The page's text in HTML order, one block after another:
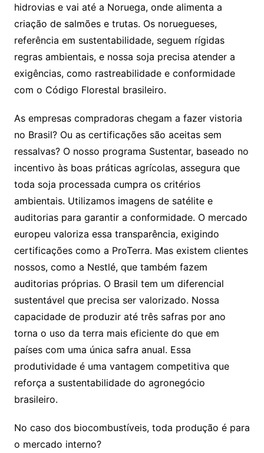
hidrovias e vai até a Noruega, onde alimenta a
criação de salmões e trutas. Os noruegueses,
referência em sustentabilidade, seguem rígidas
regras ambientais, e nossa soja precisa atender a
exigências, como rastreabilidade e conformidade
com o Código Florestal brasileiro.
As empresas compradoras chegam a fazer vistoria
no Brasil? Ou as certificações são aceitas sem
ressalvas? O nosso programa Sustentar, baseado no
incentivo às boas práticas agrícolas, assegura que
toda soja processada cumpra os critérios
ambientais. Utilizamos imagens de satélite e
auditorias para garantir a conformidade. O mercado
europeu valoriza essa transparência, exigindo
certificações como a ProTerra. Mas existem clientes
nossos, como a Nestlé, que também fazem
auditorias próprias. O Brasil tem um diferencial
sustentável que precisa ser valorizado. Nossa
capacidade de produzir até três safras por ano
torna o uso da terra mais eficiente do que em
países com uma única safra anual. Essa
produtividade é uma vantagem competitiva que
reforça a sustentabilidade do agronegócio
brasileiro.
No caso dos biocombustíveis, toda produção é para
o mercado interno?